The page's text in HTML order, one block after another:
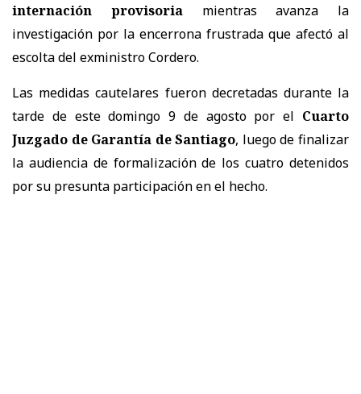
internación provisoriamientras avanza la
investigación por la encerrona frustrada que afectó al
escolta del exministro Cordero.
Las medidas cautelares fueron decretadas durante la
tarde de este domingo 9 de agosto por el Cuarto
Juzgado de Garantía de Santiago, luego de finalizar
la audiencia de formalización de los cuatro detenidos
por su presunta participación en el hecho.